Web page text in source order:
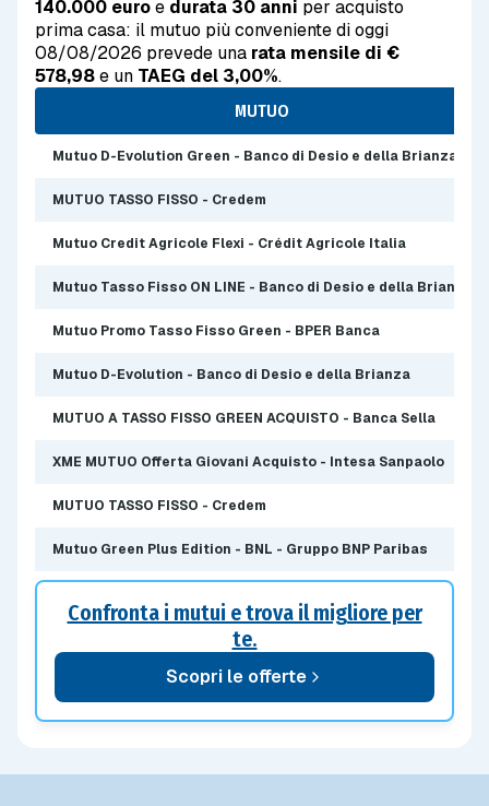
140.000 euroe durata 30 anni per acquisto
prima casa: il mutuo più conveniente di oggi
08/08/2026 prevede una rata mensile di €
578,98e un TAEG del 3,00%.
MUTUO
Mutuo D-Evolution Green - Banco di Desio e della Brianza
MUTUO TASSO FISSO - Credem
Mutuo Credit Agricole Flexi - Crédit Agricole Italia
Mutuo Tasso Fisso ON LINE - Banco di Desio e della Brianza
Mutuo Promo Tasso Fisso Green - BPER Banca
Mutuo D-Evolution - Banco di Desio e della Brianza
MUTUO A TASSO FISSO GREEN ACQUISTO - Banca Sella
XME MUTUO Offerta Giovani Acquisto - Intesa Sanpaolo
MUTUO TASSO FISSO - Credem
Mutuo Green Plus Edition - BNL - Gruppo BNP Paribas
Confronta i mutui e trova il migliore per
te.
Scopri le offerte